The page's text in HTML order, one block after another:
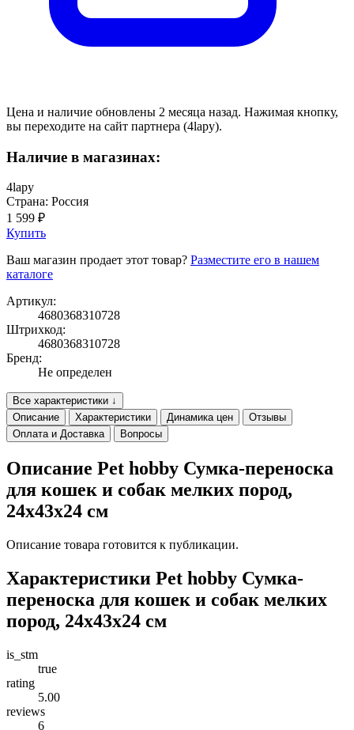
Цена и наличие обновлены 2 месяца назад. Нажимая кнопку,
вы переходите на сайт партнера (4lapy).
Наличие в магазинах:
4lapy
Страна: Россия
1 599 ₽
Купить
Ваш магазин продает этот товар? Разместите его в нашем
каталоге
Артикул:
4680368310728
Штрихкод:
4680368310728
Бренд:
Не определен
Все характеристики ↓
Описание
Характеристики Динамика цен
Отзывы
Оплата и Доставка
Вопросы
Описание Pet hobby Сумка-переноска
для кошек и собак мелких пород,
24x43x24 см
Описание товара готовится к публикации.
Характеристики Pet hobby Сумка-
переноска для кошек и собак мелких
пород, 24x43x24 см
is_stm
true
rating
5.00
reviews
6